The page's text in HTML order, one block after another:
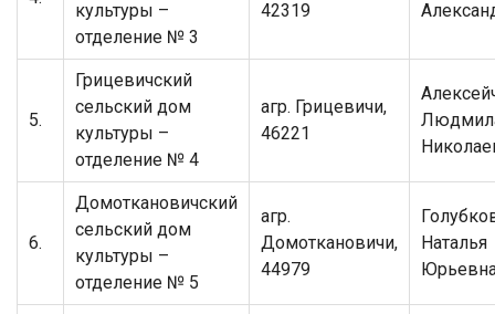
культуры –
отделение № 3
42319
5.
Грицевичский
сельский дом
культуры –
отделение № 4
агр. Грицевичи,
46221
6.
Домоткановичский
сельский дом
культуры –
отделение № 5
агр.
Домоткановичи,
44979
Наталья